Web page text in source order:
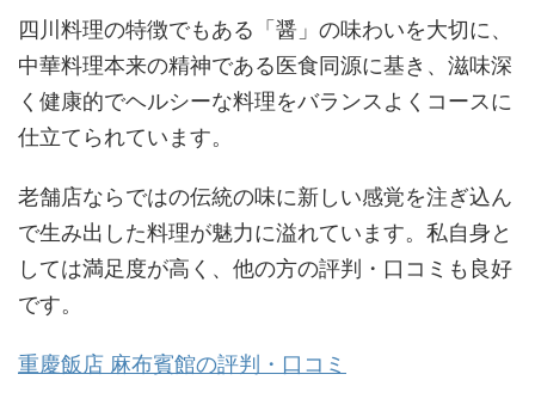
四川料理の特徴でもある「醤」の味わいを大切に、
中華料理本来の精神である医食同源に基き、滋味深
く健康的でヘルシーな料理をバランスよくコースに
仕立てられています。
老舗店ならではの伝統の味に新しい感覚を注ぎ込ん
で生み出した料理が魅力に溢れています。私自身と
しては満足度が高く、他の方の評判・口コミも良好
です。
重慶飯店 麻布賓館の評判・口コミ